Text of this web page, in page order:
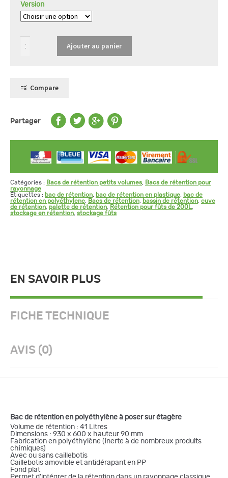
Version
étagère
Ajouter au panier
Compare
Partager
Catégories : Bacs de rétention petits volumes
Bacs de rétention pour
rayonnage
Étiquettes : bac de rétention bac de rétention en plastique
bac de
rétention en polyéthylene
Bacs de rétention bassin de rétention cuve
de rétention palette de rétention Rétention pour fûts de 200L
stockage en rétention stockage fûts
EN SAVOIR PLUS
FICHE TECHNIQUE
AVIS (0)
Bac de rétention en polyéthylène à poser sur étagère
Volume de rétention : 41 Litres
Dimensions : 930 x 600 x hauteur 90 mm
Fabrication en polyéthylène (inerte à de nombreux produits
chimiques)
Avec ou sans caillebotis
Caillebotis amovible et antidérapant en PP
Fond plat